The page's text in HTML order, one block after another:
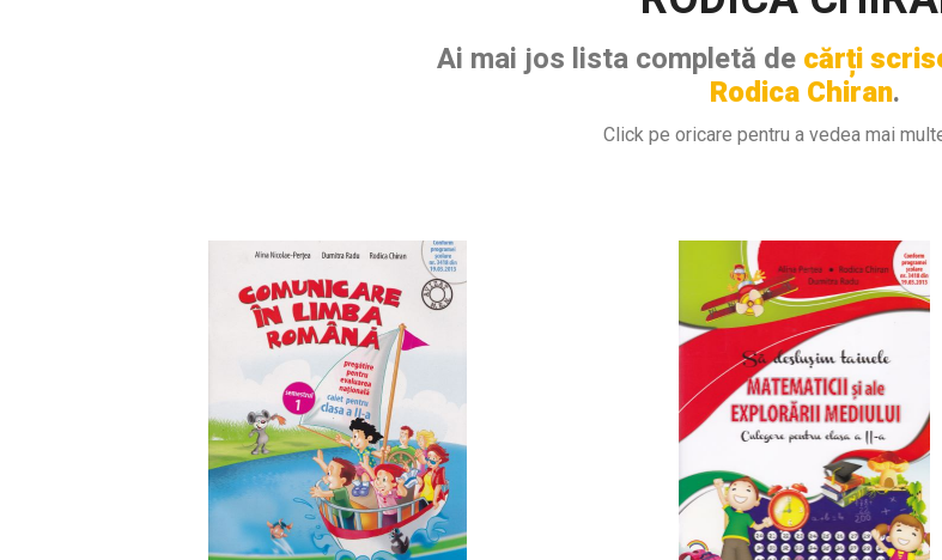
Ai mai jos lista completă de cărți
Rodica Chiran.
Click pe oricare pentru a vedea mai